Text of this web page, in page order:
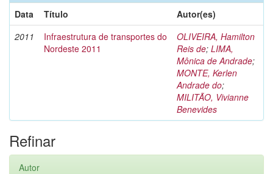
Data
Título
Autor(es)
2011
Infraestrutura de transportes do
Nordeste 2011
OLIVEIRA, Hamilton
Reis de; LIMA,
Mônica de Andrade;
MONTE, Kerlen
Andrade do;
MILITÃO, Vivianne
Benevides
Refinar
Autor